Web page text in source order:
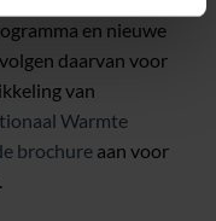
en nieuwe
daarvan voor
van
Warmte
brochure aan voor